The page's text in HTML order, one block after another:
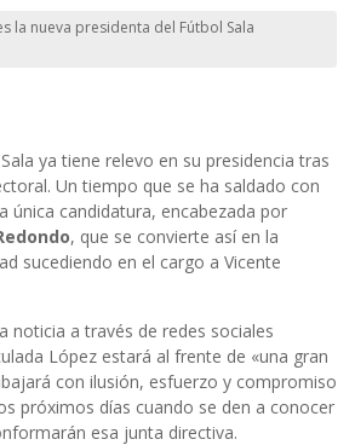
la nueva presidenta del Fútbol Sala
ya tiene relevo en su presidencia tras
Un tiempo que se ha saldado con
única candidatura, encabezada por
, que se convierte así en la
sucediendo en el cargo a Vicente
noticia a través de redes sociales
López estará al frente de «una gran
con ilusión, esfuerzo y compromiso
próximos días cuando se den a conocer
esa junta directiva.